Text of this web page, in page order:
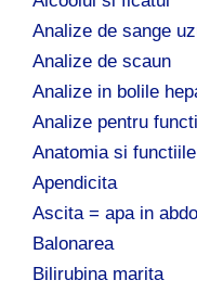
Analize de sange
Analize de scaun
Analize in bolile
Analize pentru
Anatomia si
Apendicita
Ascita = apa in
Balonarea
Bilirubina marita